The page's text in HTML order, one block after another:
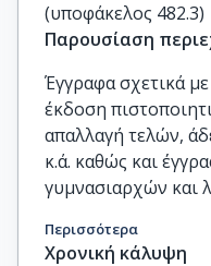
(υποφάκελος 482.3)
Παρουσίαση
Έγγραφα σχετικά
έκδοση
απαλλαγή τελών,
κ.ά. καθώς και
γυμνασιαρχών και
Περισσότερα
Χρονική κάλυψη